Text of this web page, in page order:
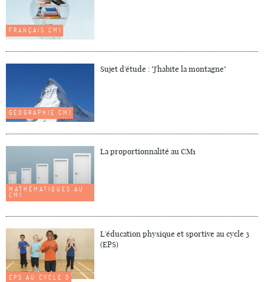
FRANÇAIS CM1
GÉOGRAPHIE CM1
Sujet d'étude : "J'habite la montagne"
MATHÉMATIQUES AU
CM1
La proportionnalité au CM1
EPS AU CYCLE 3
L'éducation physique et sportive au cycle 3
(EPS)